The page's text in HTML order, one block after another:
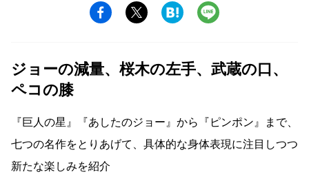
ジョーの減量、桜木の左手、武蔵の口、
ペコの膝
『巨人の星』『あしたのジョー』から『ピンポン』まで、
七つの名作をとりあげて、具体的な身体表現に注目しつつ
新たな楽しみを紹介